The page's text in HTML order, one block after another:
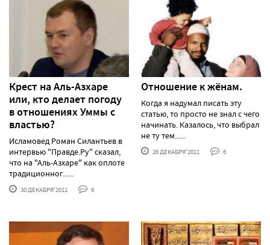
Крест на Аль-Азхаре
или, кто делает погоду
в отношениях Уммы с
властью?
Исламовед Роман Силантьев в
интервью "Правде.Ру" сказал,
что на "Аль-Азхаре" как оплоте
традиционног......
30 ДЕКАБРЯ'2011 6
Отношение к жёнам.
Когда я надумал писать эту
статью, то просто не знал с чего
начинать. Казалось, что выбрал
не ту тем......
26 ДЕКАБРЯ'2011 6